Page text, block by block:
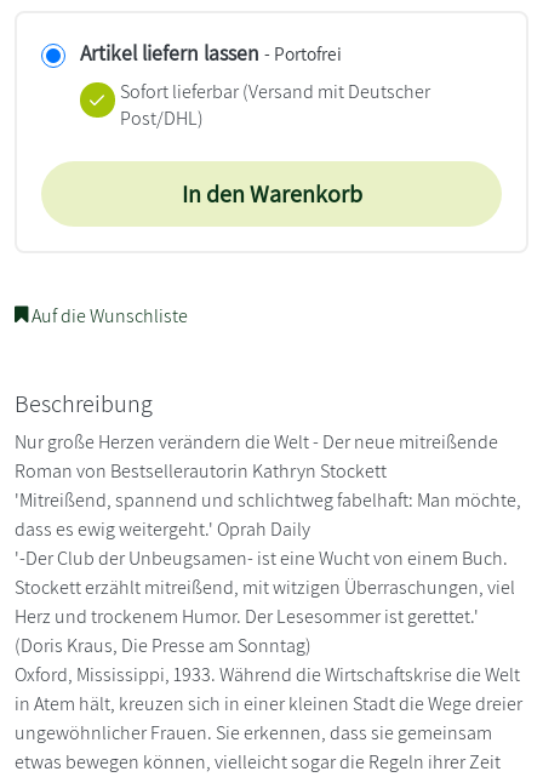
Artikel liefern lassen - Portofrei
Sofort lieferbar(Versand mit Deutscher
Post/DHL)
In den Warenkorb
Auf die Wunschliste
Beschreibung
Nur große Herzen verändern die Welt - Der neue mitreißende
Roman von Bestsellerautorin Kathryn Stockett
'Mitreißend, spannend und schlichtweg fabelhaft: Man möchte,
dass es ewig weitergeht.' Oprah Daily
'-Der Club der Unbeugsamen- ist eine Wucht von einem Buch.
Stockett erzählt mitreißend, mit witzigen Überraschungen, viel
Herz und trockenem Humor. Der Lesesommer ist gerettet.'
(Doris Kraus, Die Presse am Sonntag)
Oxford, Mississippi, 1933. Während die Wirtschaftskrise die Welt
in Atem hält, kreuzen sich in einer kleinen Stadt die Wege dreier
ungewöhnlicher Frauen. Sie erkennen, dass sie gemeinsam
etwas bewegen können, vielleicht sogar die Regeln ihrer Zeit